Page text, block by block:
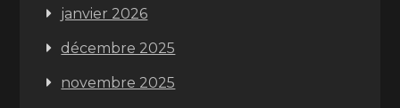
janvier 2026
décembre 2025
novembre 2025